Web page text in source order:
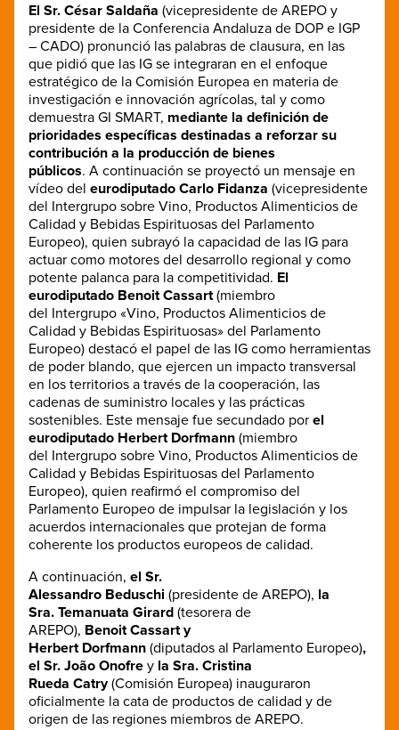
El Sr. César Saldaña (vicepresidente de AREPO y
presidente de la Conferencia Andaluza de DOP e IGP
– CADO) pronunció las palabras de clausura, en las
que pidió que las IG se integraran en el enfoque
estratégico de la Comisión Europea en materia de
investigación e innovación agrícolas, tal y como
demuestra GI SMART, mediante la definición de
prioridades específicas destinadas a reforzar su
contribución a la producción de bienes
públicos. A continuación se proyectó un mensaje en
vídeo del eurodiputado Carlo Fidanza (vicepresidente
del Intergrupo sobre Vino, Productos Alimenticios de
Calidad y Bebidas Espirituosas del Parlamento
Europeo), quien subrayó la capacidad de las IG para
actuar como motores del desarrollo regional y como
potente palanca para la competitividad. El
eurodiputado Benoit Cassart(miembro
del Intergrupo «Vino, Productos Alimenticios de
Calidad y Bebidas Espirituosas» del Parlamento
Europeo) destacó el papel de las IG como herramientas
de poder blando, que ejercen un impacto transversal
en los territorios a través de la cooperación, las
cadenas de suministro locales y las prácticas
sostenibles. Este mensaje fue secundado por el
eurodiputado Herbert Dorfmann (miembro
del Intergrupo sobre Vino, Productos Alimenticios de
Calidad y Bebidas Espirituosas del Parlamento
Europeo), quien reafirmó el compromiso del
Parlamento Europeo de impulsar la legislación y los
acuerdos internacionales que protejan de forma
coherente los productos europeos de calidad.
A continuación, el Sr.
Alessandro Beduschi (presidente de AREPO), la
Sra. Temanuata Girard (tesorera de
AREPO), Benoit Cassart y
Herbert Dorfmann (diputados al Parlamento Europeo),
el Sr. João Onofre y la Sra. Cristina
Rueda Catry(Comisión Europea) inauguraron
oficialmente la cata de productos de calidad y de
origen de las regiones miembros de AREPO.